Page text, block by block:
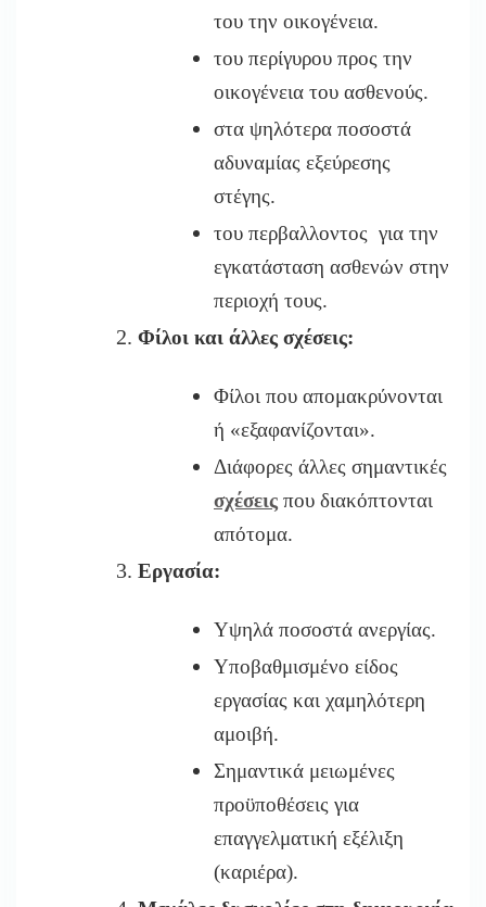
του την οικογένεια.
του περίγυρου προς την
οικογένεια του ασθενούς.
στα ψηλότερα ποσοστά
αδυναμίας εξεύρεσης
στέγης.
του περβαλλοντος για την
εγκατάσταση ασθενών στην
περιοχή τους.
Φίλοι και άλλες σχέσεις:
Φίλοι που απομακρύνονται
ή «εξαφανίζονται».
Διάφορες άλλες σημαντικές
σχέσεις που διακόπτονται
απότομα.
Εργασία:
Υψηλά ποσοστά ανεργίας.
Υποβαθμισμένο είδος
εργασίας και χαμηλότερη
αμοιβή.
Σημαντικά μειωμένες
προϋποθέσεις για
επαγγελματική εξέλιξη
(καριέρα).